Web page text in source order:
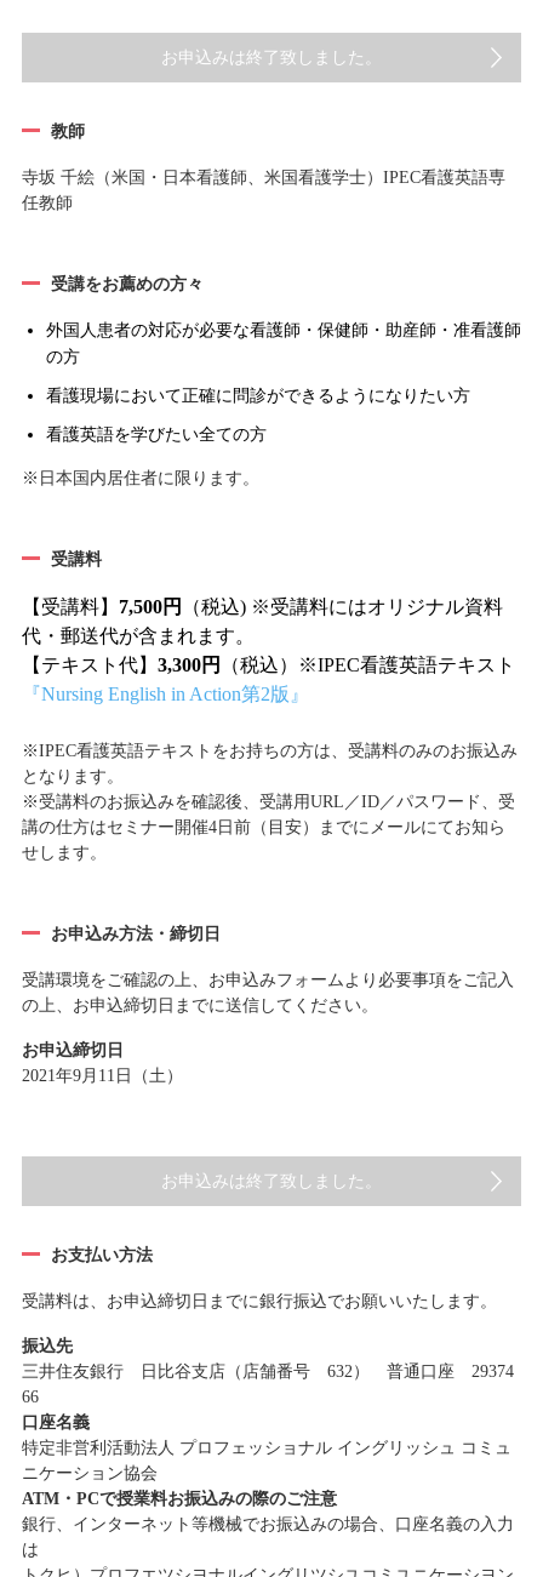
お申込みは終了致しました。
教師
寺坂 千絵（米国・日本看護師、米国看護学士）IPEC看護英語専
任教師
受講をお薦めの方々
外国人患者の対応が必要な看護師・保健師・助産師・准看護師
の方
看護現場において正確に問診ができるようになりたい方
看護英語を学びたい全ての方
※日本国内居住者に限ります。
受講料
【受講料】 7,500円
（税込) ※受講料にはオリジナル資料
代・郵送代が含まれます。
【テキスト代】 3,300円
（税込）※IPEC看護英語テキスト
『Nursing English in Action第2版』
※IPEC看護英語テキストをお持ちの方は、受講料のみのお振込み
となります。
※受講料のお振込みを確認後、受講用URL／ID／パスワード、受
講の仕方はセミナー開催4日前（目安）までにメールにてお知ら
せします。
お申込み方法・締切日
受講環境をご確認の上、お申込みフォームより必要事項をご記入
の上、お申込締切日までに送信してください。
お申込締切日
2021年9月11日（土）
お申込みは終了致しました。
お支払い方法
受講料は、お申込締切日までに銀行振込でお願いいたします。
振込先
三井住友銀行 日比谷支店（店舗番号 632） 普通口座 29374
66
口座名義
特定非営利活動法人 プロフェッショナル イングリッシュ コミュ
ニケーション協会
ATM・PCで授業料お振込みの際のご注意
銀行、インターネット等機械でお振込みの場合、口座名義の入力
は